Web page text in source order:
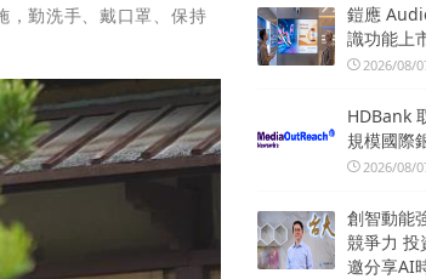
，勤洗手、戴口罩、保持
鎧應
識功能上
2026/08/
HDBank
規模國際
2026/08/
創智動能
競爭力 投
邀分享AI